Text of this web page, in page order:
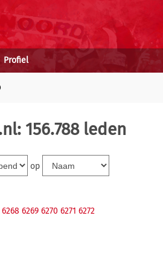
Profiel
156.788 leden
op
6268 6269 6270 6271 6272